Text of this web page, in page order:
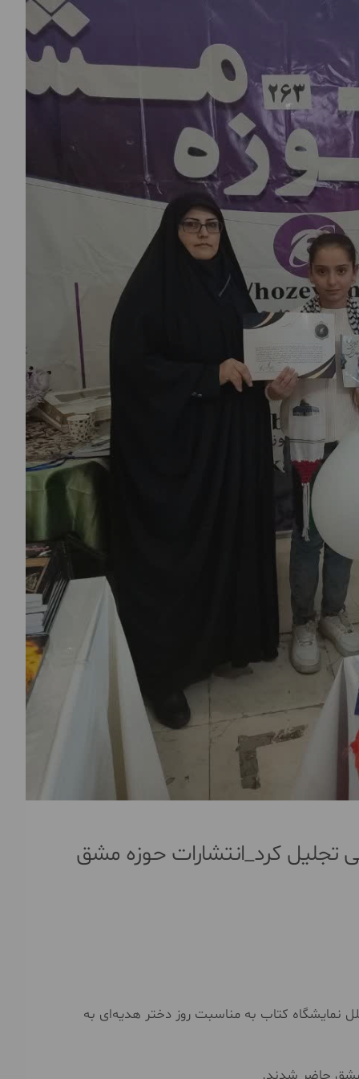
تجلیل کرد_انتشارات حوزه مشق
نمایشگاه کتاب به مناسبت روز دختر هدیه‌ای به
مشق حاضر شدند.